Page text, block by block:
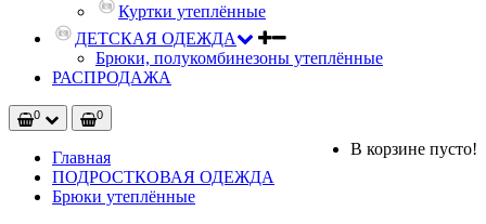
Куртки утеплённые
ДЕТСКАЯ ОДЕЖДА
Брюки, полукомбинезоны утеплённые
РАСПРОДАЖА
0 0
В корзине пусто!
Главная
ПОДРОСТКОВАЯ ОДЕЖДА
Брюки утеплённые